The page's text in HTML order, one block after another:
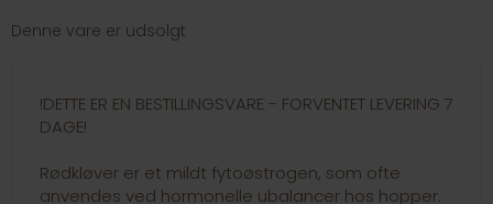
Denne vare er udsolgt
!DETTE ER EN BESTILLINGSVARE - FORVENTET LEVERING 7
DAGE!
Rødkløver er et mildt fytoøstrogen, som ofte
anvendes ved hormonelle ubalancer hos hopper.